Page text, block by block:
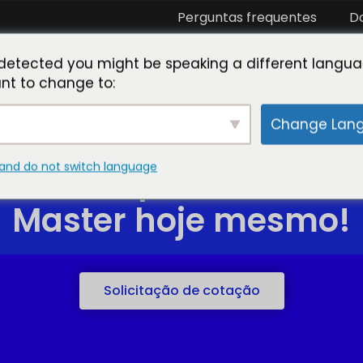
Perguntas frequentes
nosso parceiro Conheça o Toner Master
para o
Master hoje mesmo!
Solicitação de cotação
you might be speaking a different
to change to:
Change
do not switch language